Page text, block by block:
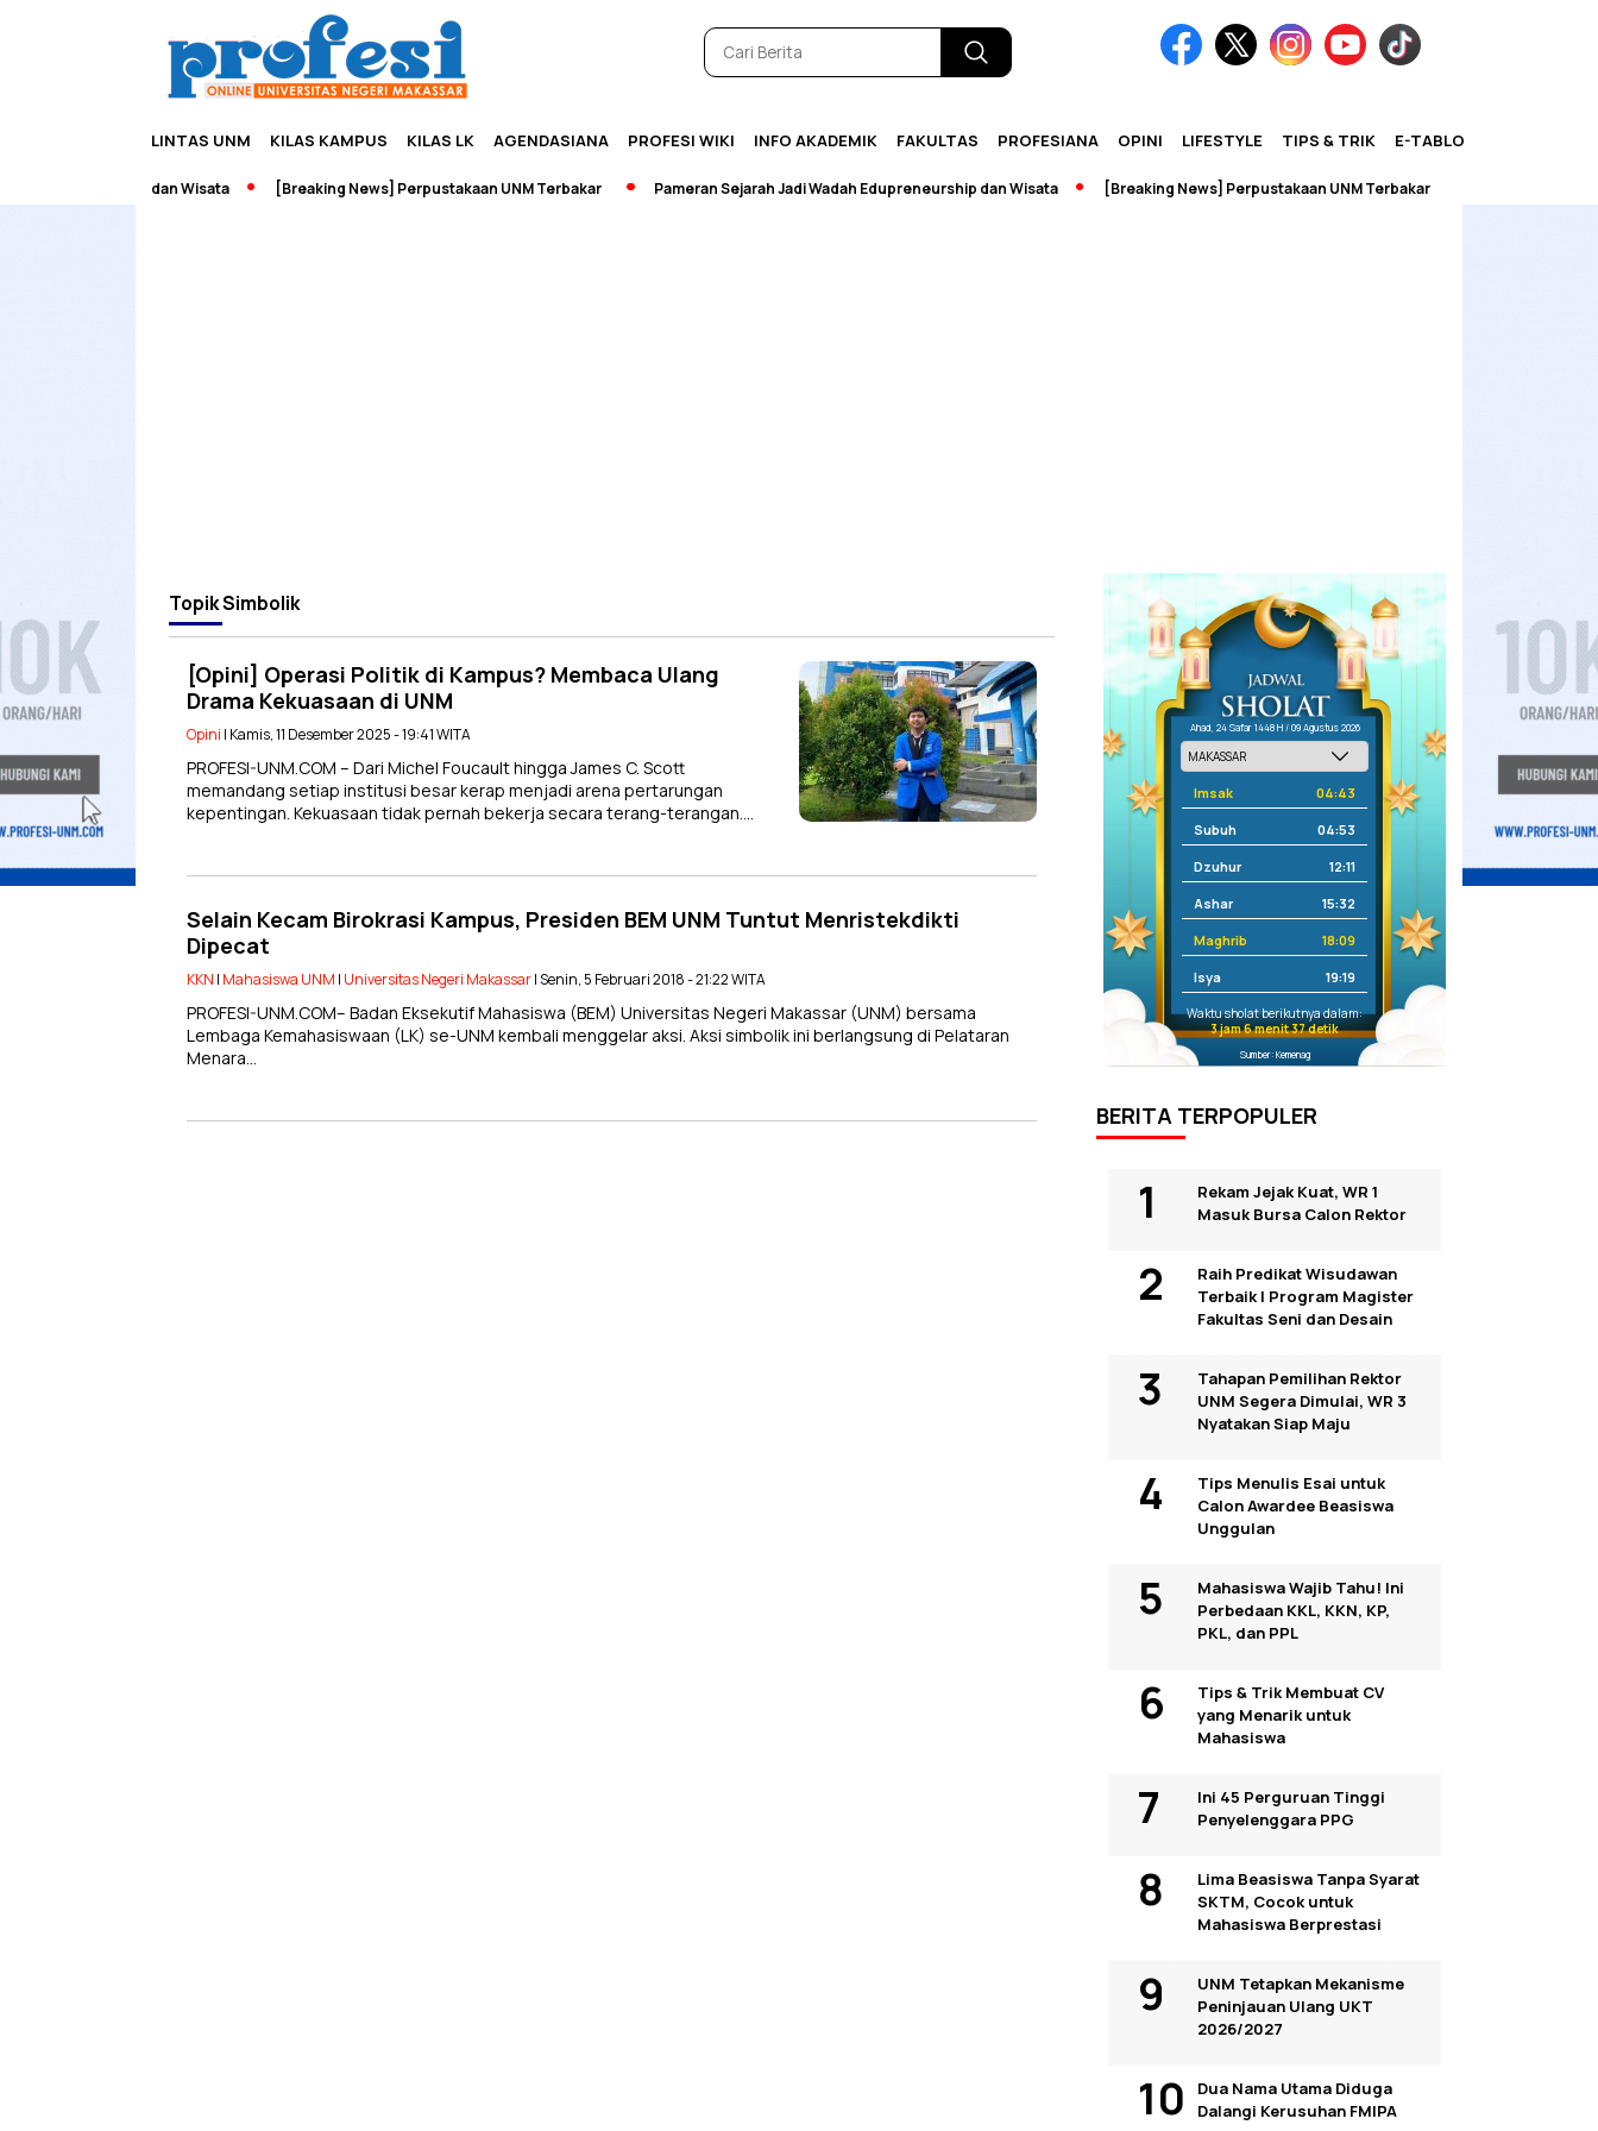
LINTAS UNM KILAS KAMPUS KILAS LK AGENDASIANA PROFESI WIKI INFO AKADEMIK FAKULTAS PROFESIANA OPINI LIFESTYLE TIPS & TRIK E-TABLOID
Edupreneurship dan Wisata [Breaking News] Perpustakaan UNM Terbakar Pameran Sejarah Jadi Wadah Edupreneurship dan Wisata [Breaking News] Perpustakaan UNM Terbakar
TopikSimbolik
[Opini] Operasi Politik di Kampus? Membaca Ulang
Drama Kekuasaan di UNM
Opini | Kamis, 11 Desember 2025 - 19:41 WITA
PROFESI-UNM.COM – Dari Michel Foucault hingga James C. Scott
memandang setiap institusi besar kerap menjadi arena pertarungan
kepentingan. Kekuasaan tidak pernah bekerja secara terang-terangan….
Selain Kecam Birokrasi Kampus, Presiden BEM UNM Tuntut Menristekdikti
Dipecat
KKN | Mahasiswa UNM | Universitas Negeri Makassar| Senin, 5 Februari 2018 - 21:22 WITA
PROFESI-UNM.COM– Badan Eksekutif Mahasiswa (BEM) Universitas Negeri Makassar (UNM) bersama
Lembaga Kemahasiswaan (LK) se-UNM kembali menggelar aksi. Aksi simbolik ini berlangsung di Pelataran
Menara…
Ahad, 24 Safar 1448 H / 09 Agustus 2026
Imsak 04:43
Subuh 04:53
Dzuhur 12:11
Ashar 15:32
Maghrib 18:09
Isya 19:19
Waktu sholat berikutnya dalam:
3 jam 6 menit 36 detik
Sumber: Kemenag
BERITA TERPOPULER
Rekam Jejak Kuat, WR 1
Masuk Bursa Calon Rektor
Raih Predikat Wisudawan
Terbaik I Program Magister
Fakultas Seni dan Desain
Tahapan Pemilihan Rektor
UNM Segera Dimulai, WR 3
Nyatakan Siap Maju
Tips Menulis Esai untuk
Calon Awardee Beasiswa
Unggulan
Mahasiswa Wajib Tahu! Ini
Perbedaan KKL, KKN, KP,
PKL, dan PPL
Tips & Trik Membuat CV
yang Menarik untuk
Mahasiswa
Ini 45 Perguruan Tinggi
Penyelenggara PPG
Lima Beasiswa Tanpa Syarat
SKTM, Cocok untuk
Mahasiswa Berprestasi
UNM Tetapkan Mekanisme
Peninjauan Ulang UKT
2026/2027
Dua Nama Utama Diduga
Dalangi Kerusuhan FMIPA